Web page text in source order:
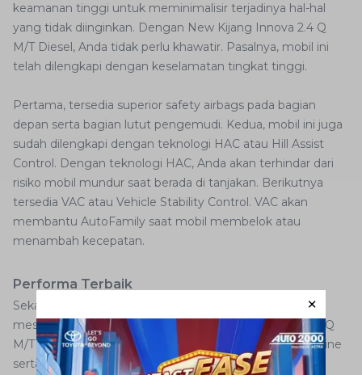
keamanan tinggi untuk meminimalisir terjadinya hal-hal
yang tidak diinginkan. Dengan New Kijang Innova 2.4 Q
M/T Diesel, Anda tidak perlu khawatir. Pasalnya, mobil ini
telah dilengkapi dengan keselamatan tingkat tinggi.
Pertama, tersedia superior safety airbags pada bagian
depan serta bagian lutut pengemudi. Kedua, mobil ini juga
sudah dilengkapi dengan teknologi HAC atau Hill Assist
Control. Dengan teknologi HAC, Anda akan terhindar dari
risiko mobil mundur saat berada di tanjakan. Berikutnya
tersedia VAC atau Vehicle Stability Control. VAC akan
membantu AutoFamily saat mobil membelok atau
menambah kecepatan.
Performa Terbaik
Sekarang masuk ke bagian terpenting dari mobil, yaitu
mesin. Pada bagian dapur pacu, New Kijang Innova 2.4 Q
M/T Diesel dibekali Super GD Engine FTV 4 Cylinder In-line
serta 16 valve DOHC dengan VNT Intercooler.Teknologi